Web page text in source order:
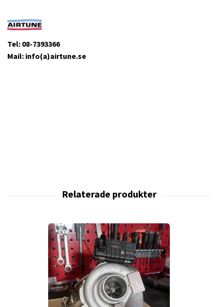
Tel: 08-7393366
Mail: info(a)airtune.se